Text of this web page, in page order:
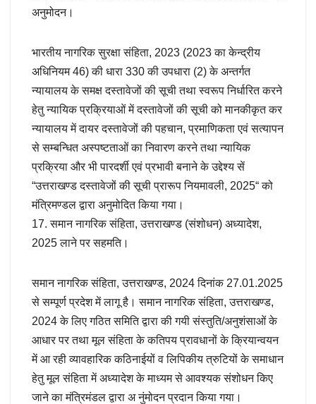
अनुमोदन।
भारतीय नागरिक सुरक्षा संहिता, 2023 (2023 का केन्द्रीय
अधिनियम 46) की धारा 330 की उपधारा (2) के अन्तर्गत
न्यायालय के समक्ष दस्तावेजों की सूची तथा स्वरूप निर्धारित करने
हेतु न्यायिक प्रक्रियाओं में दस्तावेजों की सूची को मानकीकृत कर
न्यायालय में दायर दस्तावेजों की पहचान, प्रमाणिकता एवं सत्यापन
से सम्बन्धित अस्पष्टताओं का निवारण करने तथा न्यायिक
प्रक्रिया और भी पारदर्शी एवं प्रभावी बनाने के उद्देश्य सें
“उत्तराखण्ड दस्तावेजों की सूची प्रारूप नियमावली, 2025“ को
मंत्रिमण्डल द्वारा अनुमोदित किया गया।
17. समान नागरिक संहिता, उत्तराखण्ड (संशोधन) अध्यादेश,
2025 लाने पर सहमति।
समान नागरिक संहिता, उत्तराखण्ड, 2024 दिनांक 27.01.2025
से सम्पूर्ण प्रदेश में लागू है। समान नागरिक संहिता, उत्तराखण्ड,
2024 के लिए गठित समिति द्वारा की गयी संस्तुति/अनुशंसाओं के
आधार पर तथा मूल संहिता के कतिपय प्रावधानों के क्रियान्वयन
में आ रही व्यावहारिक कठिनाईयों व लिपिकीय त्रुटियों के समाधान
हेतु मूल संहिता में अध्यादेश के माध्यम से आवश्यक संशोधन किए
जाने का मंत्रिमंडल द्वारा अ नुंमोदन प्रदान किया गया।